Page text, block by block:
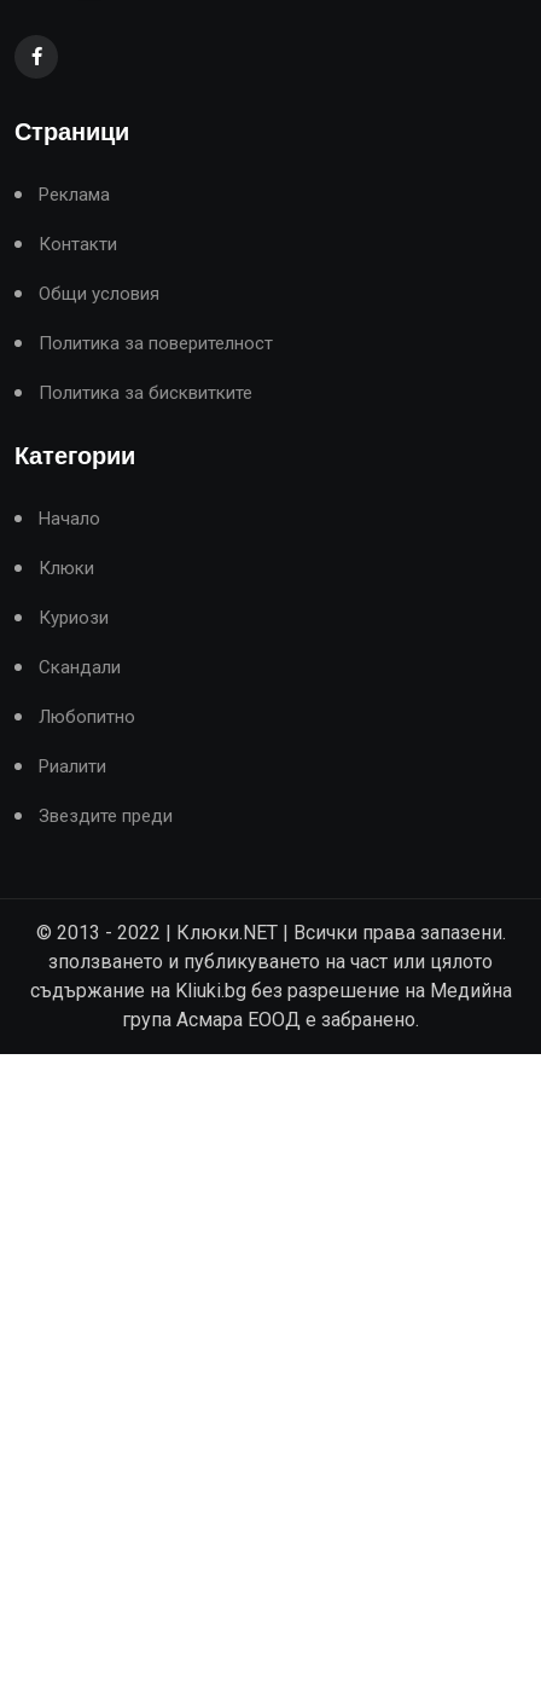
Страници
Реклама
Контакти
Общи условия
Политика за поверителност
Политика за бисквитките
Категории
Начало
Клюки
Куриози
Скандали
Любопитно
Риалити
Звездите преди
© 2013 - 2022 | Клюки.NET | Всички права запазени.
зползването и публикуването на част или цялото
съдържание на Kliuki.bg без разрешение на Медийна
група Асмара ЕООД е забранено.